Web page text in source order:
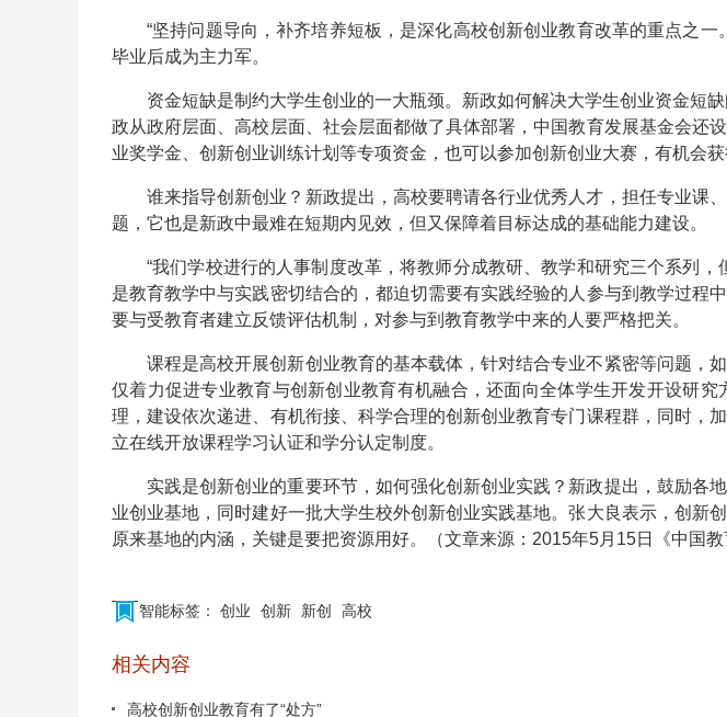
“坚持问题导向，补齐培养短板，是深化高校创新创业教育改革的重点之
毕业后成为主力军。
资金短缺是制约大学生创业的一大瓶颈。新政如何解决大学生创业资金短
政从政府层面、高校层面、社会层面都做了具体部署，中国教育发展基金会还
业奖学金、创新创业训练计划等专项资金，也可以参加创新创业大赛，有机会获
谁来指导创新创业？新政提出，高校要聘请各行业优秀人才，担任专业课
题，它也是新政中最难在短期内见效，但又保障着目标达成的基础能力建设。
“我们学校进行的人事制度改革，将教师分成教研、教学和研究三个系列
是教育教学中与实践密切结合的，都迫切需要有实践经验的人参与到教学过
要与受教育者建立反馈评估机制，对参与到教育教学中来的人要严格把关。
课程是高校开展创新创业教育的基本载体，针对结合专业不紧密等问题，
仅着力促进专业教育与创新创业教育有机融合，还面向全体学生开发开设研
理，建设依次递进、有机衔接、科学合理的创新创业教育专门课程群，同时，
立在线开放课程学习认证和学分认定制度。
实践是创新创业的重要环节，如何强化创新创业实践？新政提出，鼓励各
业创业基地，同时建好一批大学生校外创新创业实践基地。张大良表示，创新
原来基地的内涵，关键是要把资源用好。（文章来源：2015年5月15日《中国教
智能标签： 创业 创新 新创 高校
相关内容
高校创新创业教育有了“处方”